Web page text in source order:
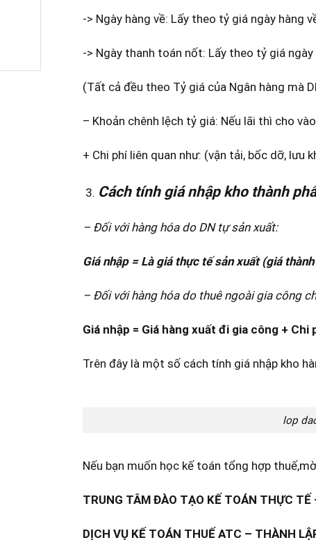
-> Ngày hàng về: Lấy theo tỷ giá ngày hàng
-> Ngày thanh toán nốt: Lấy theo tỷ giá
(Tất cả đều theo Tỷ giá của Ngân hàng mà
– Khoản chênh lệch tỷ giá: Nếu lãi thì cho
+ Chi phí liên quan như: (vận tải, bốc dỡ, lưu
Cách tính giá nhập kho thành
– Đối với hàng hóa do DN tự sản xuất:
Giá nhập = Là giá thực tế sản xuất (giá
– Đối với hàng hóa do thuê ngoài gia công
Giá nhập = Giá hàng xuất đi gia công +
Trên đây là một số cách tính giá nhập kho
lop
Nếu bạn muốn học kế toán tổng hợp
TRUNG TÂM ĐÀO TẠO KẾ TOÁN THỰC
DỊCH VỤ KẾ TOÁN THUẾ ATC – THÀNH